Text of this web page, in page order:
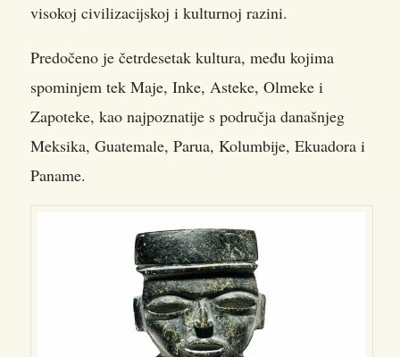
visokoj civilizacijskoj i kulturnoj razini.
Predočeno je četrdesetak kultura, među kojima
spominjem tek Maje, Inke, Asteke, Olmeke i
Zapoteke, kao najpoznatije s područja današnjeg
Meksika, Guatemale, Parua, Kolumbije, Ekuadora i
Paname.